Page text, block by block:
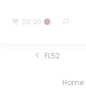
$0.00 0
You are here:Home
FL52